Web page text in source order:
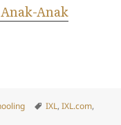
Anak
2026 –
Tags
IXL,IXL.com,
2026 – Berlangganan